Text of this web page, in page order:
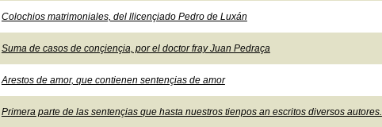
Colochios matrimoniales, del llicençiado Pedro de Luxán
Suma de casos de conçiençia, por el doctor fray Juan Pedraça
Arestos de amor, que contienen sentençias de amor
Primera parte de las sentençias que hasta nuestros tienpos an escritos diversos autores.